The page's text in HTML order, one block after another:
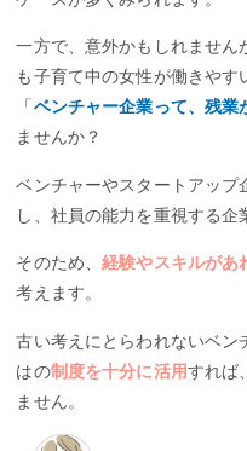
一方で、意外かもしれません
も子育て中の女性が働きやす
「 ベンチャー企業って、残業
ませんか？
ベンチャーやスタートアップ
し、社員の能力を重視する企
そのため、経験やスキルがあ
考えます。
古い考えにとらわれないベン
はの制度を十分に活用すれば
ません。